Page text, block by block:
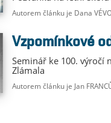
Autorem článku je Dana
Vzpomínkové
Seminář ke 100. výročí
Zlámala
Autorem článku je Jan